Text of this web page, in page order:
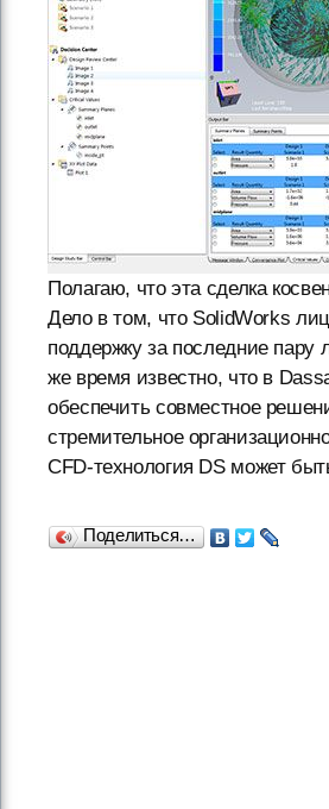
Полагаю, что эта сделка
Дело в том, что SolidWorks
поддержку за последние пару
же время известно, что в
обеспечить совместное
стремительное
CFD-технология DS может
Поделиться…